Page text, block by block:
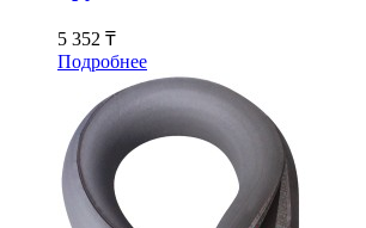
5 352 ₸
Подробнее